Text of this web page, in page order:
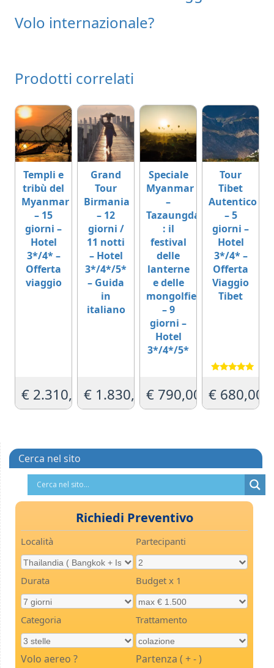
Volo internazionale?
Prodotti correlati
Templi e
tribù del
Myanmar
– 15
giorni –
Hotel
3*/4* –
Offerta
viaggio
€ 2.310,00
Grand
Tour
Birmania
– 12
giorni /
11 notti
– Hotel
3*/4*/5*
– Guida
in
italiano
€ 1.830,00
Speciale
Myanmar
–
Tazaungdaing
: il
festival
delle
lanterne
e delle
mongolfiere
– 9
giorni –
Hotel
3*/4*/5*
€ 790,00
Tour
Tibet
Autentico
– 5
giorni –
Hotel
3*/4* –
Offerta
Viaggio
Tibet
su 5
€ 680,00
Cerca nel sito
Richiedi Preventivo
Località Partecipanti
Durata Budget x 1
Categoria Trattamento
Volo aereo ? Partenza ( + - )